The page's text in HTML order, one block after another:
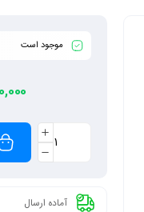
موجود است
آماده ارسال